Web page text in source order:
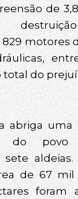
de
motores
do
abriga uma
do povo
aldeias.
de 67 mil
foram